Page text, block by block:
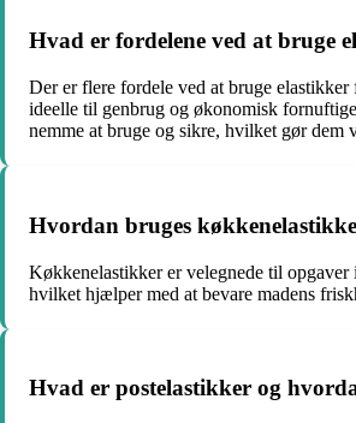
Hvad er fordelene ved at bruge
Der er flere fordele ved at bruge
ideelle til genbrug og økonomisk
nemme at bruge og sikre, hvilket gør dem
Hvordan bruges
Køkkenelastikker er velegnede til opgaver
hvilket hjælper med at bevare madens
Hvad er postelastikker og